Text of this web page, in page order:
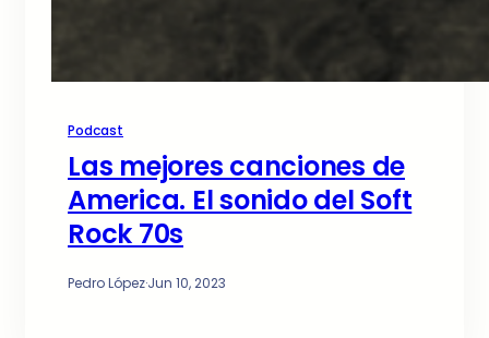
Podcast
Las mejores canciones de
America. El sonido del Soft
Rock 70s
Pedro López·Jun 10, 2023